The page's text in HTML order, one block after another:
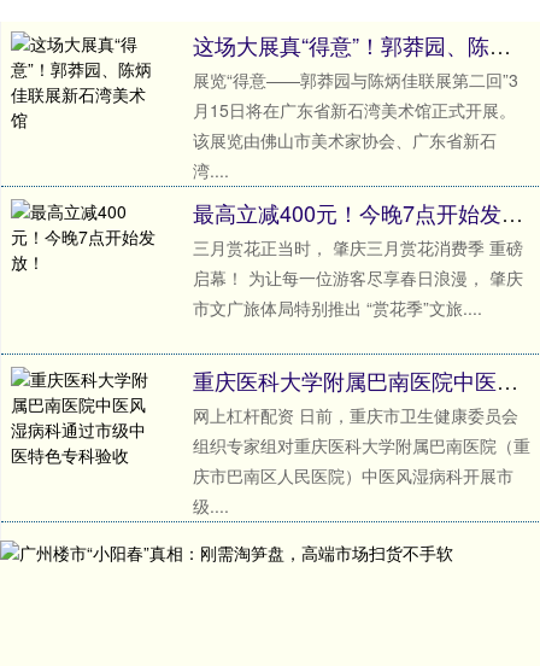
这场大展真“得意”！郭莽园、陈炳佳联展新石湾美术馆
展览“得意——郭莽园与陈炳佳联展第二回”3
月15日将在广东省新石湾美术馆正式开展。
该展览由佛山市美术家协会、广东省新石
湾....
最高立减400元！今晚7点开始发放！
三月赏花正当时， 肇庆三月赏花消费季 重磅
启幕！ 为让每一位游客尽享春日浪漫， 肇庆
市文广旅体局特别推出 “赏花季”文旅....
重庆医科大学附属巴南医院中医风湿病科通过市级中医特色专科验收
网上杠杆配资 日前，重庆市卫生健康委员会
组织专家组对重庆医科大学附属巴南医院（重
庆市巴南区人民医院）中医风湿病科开展市
级....